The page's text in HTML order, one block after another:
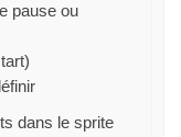
pause ou
dans le sprite